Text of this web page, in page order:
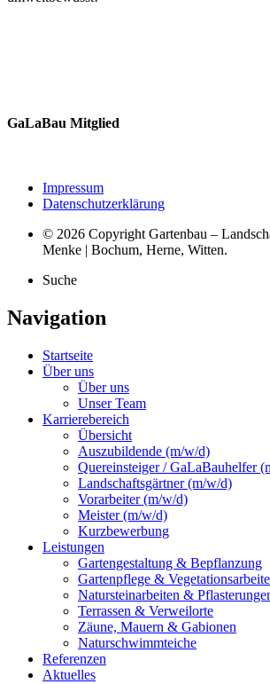
GaLaBau Mitglied
Impressum
Datenschutzerklärung
© 2026 Copyright Gartenbau –
Menke | Bochum, Herne, Witten.
Suche
Navigation
Startseite
Über uns
Über uns
Unser Team
Karrierebereich
Übersicht
Auszubildende (m/w/d)
Quereinsteiger / GaLaBauhelfer
Landschaftsgärtner (m/w/d)
Vorarbeiter (m/w/d)
Meister (m/w/d)
Kurzbewerbung
Leistungen
Gartengestaltung & Bepflanzung
Gartenpflege &
Natursteinarbeiten &
Terrassen & Verweilorte
Zäune, Mauern & Gabionen
Naturschwimmteiche
Referenzen
Aktuelles